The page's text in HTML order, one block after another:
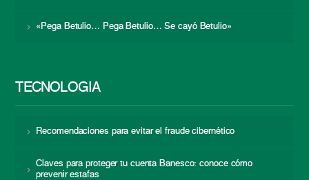
«Pega Betulio… Pega Betulio… Se cayó Betulio»
TECNOLOGÍA
Recomendaciones para evitar el fraude cibernético
Claves para proteger tu cuenta Banesco: conoce cómo
prevenir estafas